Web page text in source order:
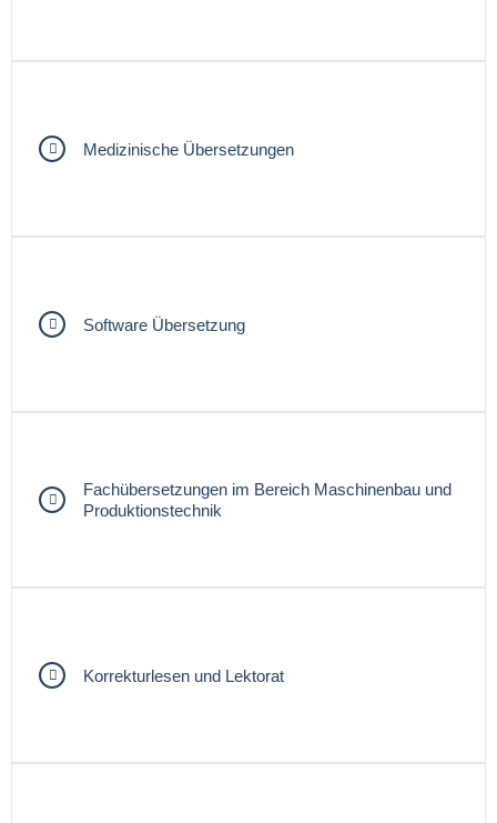
Medizinische Übersetzungen
Software Übersetzung
Fachübersetzungen im Bereich Maschinenbau und
Produktionstechnik
Korrekturlesen und Lektorat